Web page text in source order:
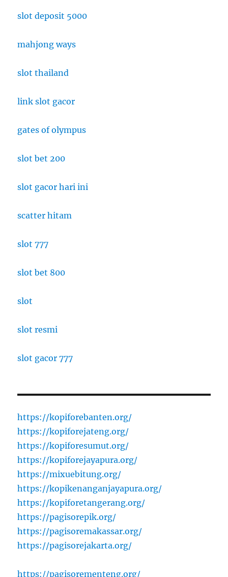
slot deposit 5000
mahjong ways
slot thailand
link slot gacor
gates of olympus
slot bet 200
slot gacor hari ini
scatter hitam
slot 777
slot bet 800
slot
slot resmi
slot gacor 777
https://kopiforebanten.org/
https://kopiforejateng.org/
https://kopiforesumut.org/
https://kopiforejayapura.org/
https://mixuebitung.org/
https://kopikenanganjayapura.org/
https://kopiforetangerang.org/
https://pagisorepik.org/
https://pagisoremakassar.org/
https://pagisorejakarta.org/
https://pagisorementeng.org/